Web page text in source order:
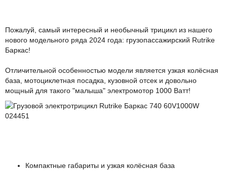
Пожалуй, самый интересный и необычный трицикл из нашего
нового модельного ряда 2024 года: грузопассажирский Rutrike
Баркас!
Отличительной особенностью модели является узкая колёсная
база, мотоциклетная посадка, кузовной отсек и довольно
мощный для такого "малыша" электромотор 1000 Ватт!
Компактные габариты и узкая колёсная база